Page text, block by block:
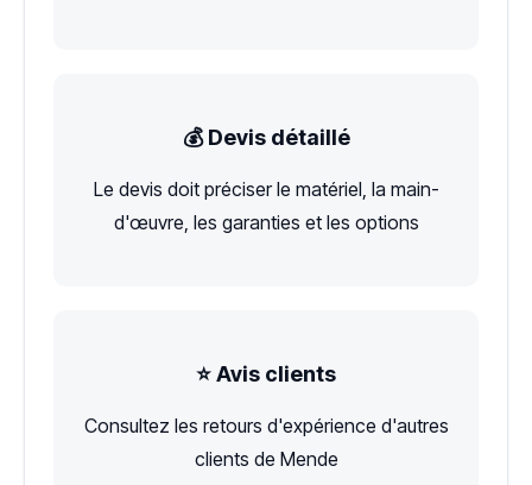
💰 Devis détaillé
Le devis doit préciser le matériel, la main-
d'œuvre, les garanties et les options
⭐ Avis clients
Consultez les retours d'expérience d'autres
clients de Mende